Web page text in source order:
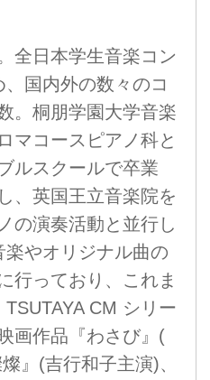
全日本学生音楽コン
国内外の数々のコ
。桐朋学園大学音楽
マコースピアノ科と
ルスクールで卒業
、英国王立音楽院を
の演奏活動と並行し
やオリジナル曲の
行っており、これま
CM シリー
画作品『わさび』(
』(吉行和子主演)、